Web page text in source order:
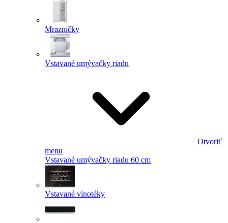
Mrazničky
Vstavané umývačky riadu
Otvoriť
menu
Vstavané umývačky riadu 60 cm
Vstavané vinotéky